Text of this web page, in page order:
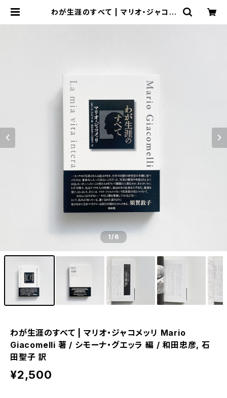
わが生涯のすべて | マリオ・ジャコメ
1/6
わが生涯のすべて | マリオ・ジャコメッリ Mario
Giacomelli 著 / シモーナ・グエッラ 編 / 和田忠彦, 石
田聖子 訳
¥2,500